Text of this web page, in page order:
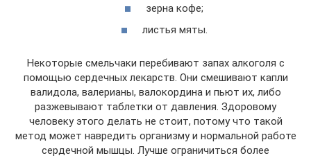
зерна кофе;
листья мяты.
Некоторые смельчаки перебивают запах алкоголя с
помощью сердечных лекарств. Они смешивают капли
валидола, валерианы, валокордина и пьют их, либо
разжевывают таблетки от давления. Здоровому
человеку этого делать не стоит, потому что такой
метод может навредить организму и нормальной работе
сердечной мышцы. Лучше ограничиться более